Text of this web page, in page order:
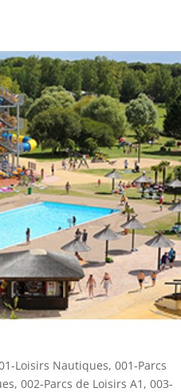
Loisirs Nautiques, 001-Parcs
, 002-Parcs de Loisirs A1 , 003-